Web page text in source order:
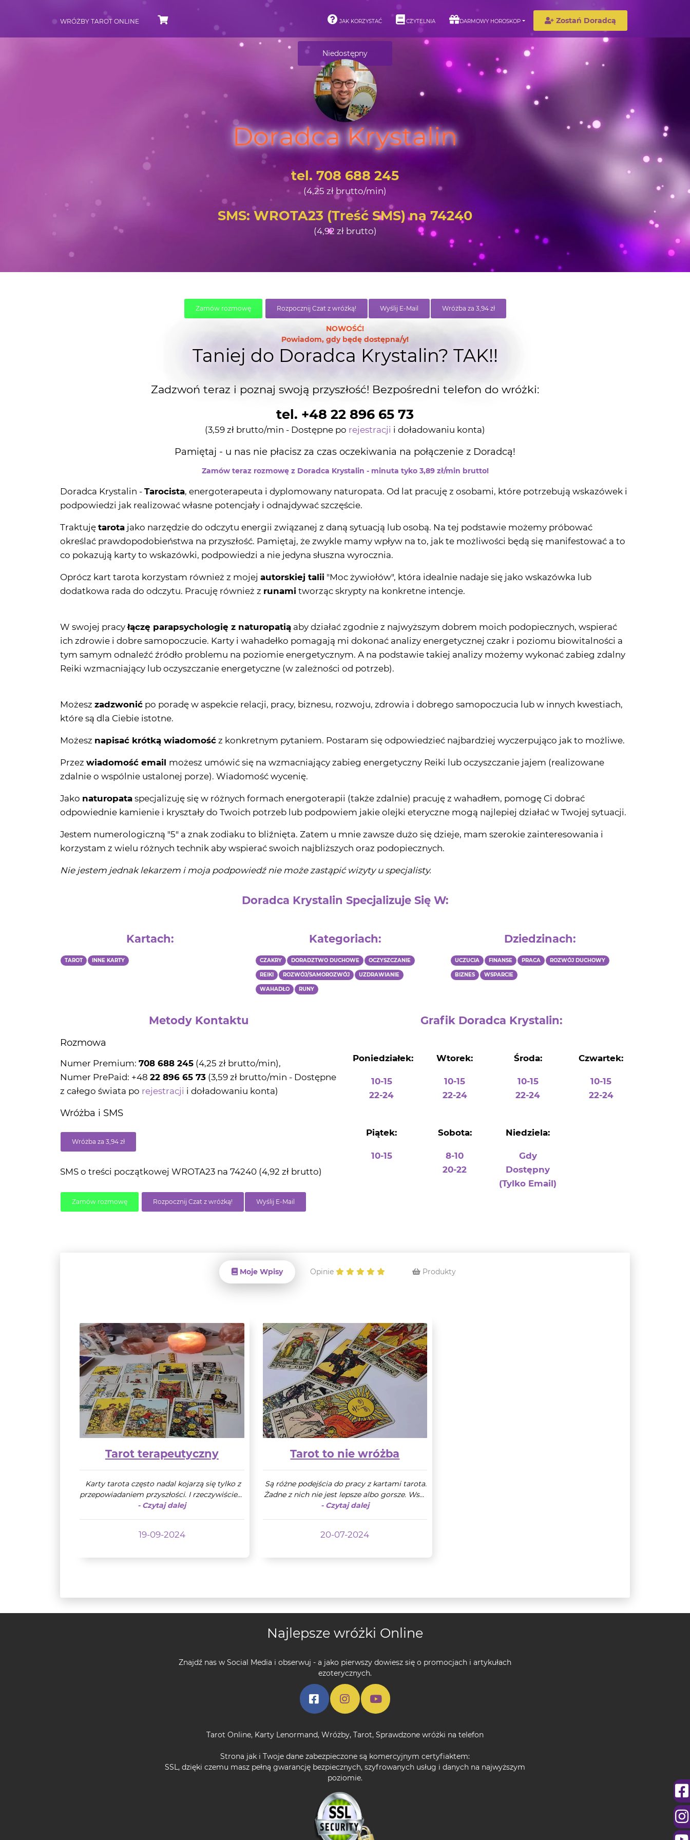
WRÓŻBY TAROT ONLINE JAK KORZYSTAĆ CZYTELNIA DARMOWY HOROSKOP Zostań Doradcą
Niedostępny
Doradca Krystalin
tel. 708 688 245
(4,25 zł brutto/min)
SMS: WROTA23 (Treść SMS) na 74240
(4,92 zł brutto)
Zamów rozmowę Rozpocznij Czat z wróżką! Wyślij E-Mail Wróżba za 3,94 zł
NOWOŚĆ!
Powiadom, gdy będę dostępna/y!
Taniej do Doradca Krystalin? TAK!!
Zadzwoń teraz i poznaj swoją przyszłość! Bezpośredni telefon do wróżki:
tel. +48 22 896 65 73
(3,59 zł brutto/min - Dostępne po rejestracji i doładowaniu konta)
Pamiętaj - u nas nie płacisz za czas oczekiwania na połączenie z Doradcą!
Zamów teraz rozmowę z Doradca Krystalin - minuta tyko 3,89 zł/min brutto!
Doradca Krystalin - Tarocista, energoterapeuta i dyplomowany naturopata. Od lat pracuję z osobami, które potrzebują wskazówek i
podpowiedzi jak realizować własne potencjały i odnajdywać szczęście.
Traktuję tarota jako narzędzie do odczytu energii związanej z daną sytuacją lub osobą. Na tej podstawie możemy próbować
określać prawdopodobieństwa na przyszłość. Pamiętaj, że zwykle mamy wpływ na to, jak te możliwości będą się manifestować a to
co pokazują karty to wskazówki, podpowiedzi a nie jedyna słuszna wyrocznia.
Oprócz kart tarota korzystam również z mojej autorskiej talii "Moc żywiołów", która idealnie nadaje się jako wskazówka lub
dodatkowa rada do odczytu. Pracuję również z runami tworząc skrypty na konkretne intencje.
W swojej pracyłączę parapsychologię z naturopatią aby działać zgodnie z najwyższym dobrem moich podopiecznych, wspierać
ich zdrowie i dobre samopoczucie. Karty i wahadełko pomagają mi dokonać analizy energetycznej czakr i poziomu biowitalności a
tym samym odnaleźć źródło problemu na poziomie energetycznym. A na podstawie takiej analizy możemy wykonać zabieg zdalny
Reiki wzmacniający lub oczyszczanie energetyczne (w zależności od potrzeb).
Możesz zadzwonić po poradę w aspekcie relacji, pracy, biznesu, rozwoju, zdrowia i dobrego samopoczucia lub w innych kwestiach,
które są dla Ciebie istotne.
Możesz napisać krótką wiadomość z konkretnym pytaniem. Postaram się odpowiedzieć najbardziej wyczerpująco jak to możliwe.
Przez wiadomość email możesz umówić się na wzmacniający zabieg energetyczny Reiki lub oczyszczanie jajem (realizowane
zdalnie o wspólnie ustalonej porze). Wiadomość wycenię.
Jako naturopata specjalizuję się w różnych formach energoterapii (także zdalnie) pracuję z wahadłem, pomogę Ci dobrać
odpowiednie kamienie i kryształy do Twoich potrzeb lub podpowiem jakie olejki eteryczne mogą najlepiej działać w Twojej sytuacji.
Jestem numerologiczną "5" a znak zodiaku to bliźnięta. Zatem u mnie zawsze dużo się dzieje, mam szerokie zainteresowania i
korzystam z wielu różnych technik aby wspierać swoich najbliższych oraz podopiecznych.
Nie jestem jednak lekarzem i moja podpowiedź nie może zastąpić wizyty u specjalisty.
Doradca Krystalin Specjalizuje Się W:
Kartach:
TAROT INNE KARTY
Kategoriach:
CZAKRY DORADZTWO DUCHOWE OCZYSZCZANIE
REIKI ROZWÓJ/SAMOROZWÓJ UZDRAWIANIE
WAHADŁO RUNY
Dziedzinach:
UCZUCIA FINANSE PRACA ROZWÓJ DUCHOWY
BIZNES WSPARCIE
Metody Kontaktu
Rozmowa
Numer Premium: 708 688 245 (4,25 zł brutto/min),
Numer PrePaid: +48 22 896 65 73 (3,59 zł brutto/min - Dostępne
z całego świata po rejestracji i doładowaniu konta)
Wróżba i SMS
Wróżba za 3,94 zł
SMS o treści początkowej WROTA23 na 74240 (4,92 zł brutto)
Zamów rozmowę Rozpocznij Czat z wróżką! Wyślij E-Mail
Grafik Doradca Krystalin:
Poniedziałek:
10-15
22-24
Wtorek:
10-15
22-24
Środa:
10-15
22-24
Czwartek:
10-15
22-24
Piątek:
10-15
Sobota:
8-10
20-22
Niedziela:
Gdy
Dostępny
(tylko Email)
Moje Wpisy Opinie Produkty
Tarot terapeutyczny
Karty tarota często nadal kojarzą się tylko z
przepowiadaniem przyszłości. I rzeczywiście...
- Czytaj dalej
19-09-2024
Tarot to nie wróżba
Są różne podejścia do pracy z kartami tarota.
Żadne z nich nie jest lepsze albo gorsze. Ws...
- Czytaj dalej
20-07-2024
Najlepsze wróżki Online
Znajdź nas w Social Media i obserwuj - a jako pierwszy dowiesz się o promocjach i artykułach
ezoterycznych.
Tarot Online, Karty Lenormand, Wróżby, Tarot, Sprawdzone wróżki na telefon
Strona jak i Twoje dane zabezpieczone są komercyjnym certyfiaktem:
SSL, dzięki czemu masz pełną gwarancję bezpiecznych, szyfrowanych usług i danych na najwyższym
poziomie.